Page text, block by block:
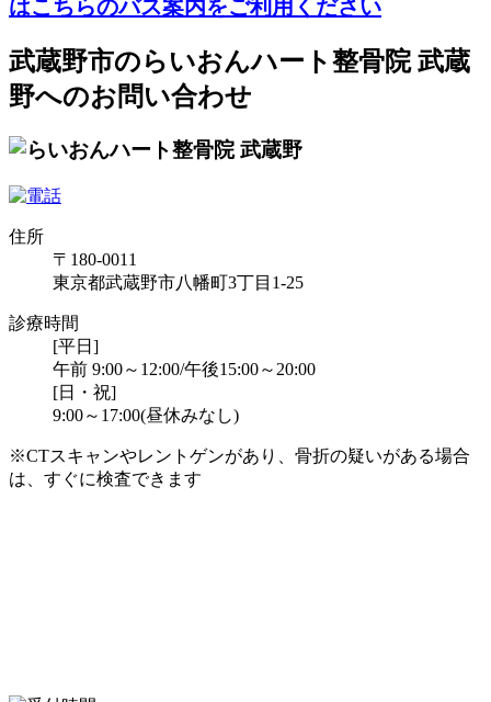
はこちらのバス案内をご利用ください
武蔵野市のらいおんハート整骨院 武蔵
野へのお問い合わせ
住所
〒180-0011
東京都武蔵野市八幡町3丁目1-25
診療時間
[平日]
午前 9:00～12:00/午後15:00～20:00
[日・祝]
9:00～17:00(昼休みなし)
※CTスキャンやレントゲンがあり、骨折の疑いがある場合
は、すぐに検査できます